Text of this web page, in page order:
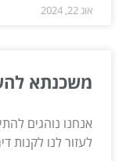
אוג 22, 2024
משכנתא
אנחנו נוהגים
לעזור לנו לקנות